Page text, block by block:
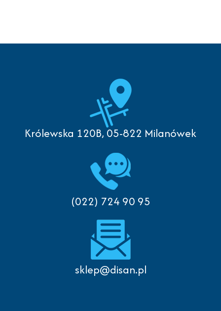
Królewska 120B, 05-822 Milanówek
(022) 724 90 95
sklep@disan.pl